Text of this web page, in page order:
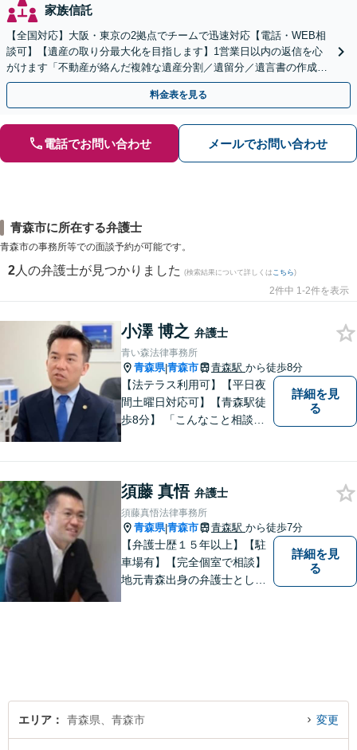
家族信託
【全国対応】大阪・東京の2拠点でチームで迅速対応【電話・WEB相
談可】【遺産の取り分最大化を目指します】1営業日以内の返信を心
がけます「不動産が絡んだ複雑な遺産分割／遺留分／遺言書の作成・
執行／事業承継など、お任せください」【休日相談あり】
料金表を見る
電話でお問い合わせ メールでお問い合わせ
青森市に所在する弁護士
青森市の事務所等での面談予約が可能です。
2 人の弁護士が見つかりました (検索結果について詳しくは こちら)
2件中 1-2件を表示
小澤 博之 弁護士
青い森法律事務所
青森県|青森市 青森駅 から徒歩8分
【法テラス利用可】【平日夜
間土曜日対応可】【青森駅徒
歩8分】 「こんなこと相談し
い。 皆様が抱えている問題に
真摯に向き合い、ともに解決
いたします。
詳細を見
る
須藤 真悟 弁護士
須藤真悟法律事務所
青森県|青森市 青森駅 から徒歩7分
【弁護士歴１５年以上】【駐
車場有】【完全個室で相談】
地元青森出身の弁護士とし
っています。
詳細を見
る
エリア 青森県、青森市 変更